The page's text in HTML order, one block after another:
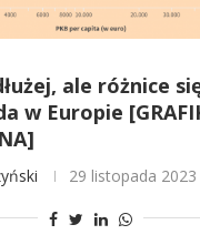
ale różnice
w Europie
29 listopada 2023